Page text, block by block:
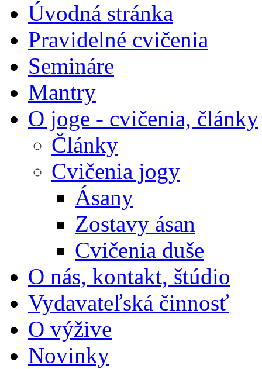
Úvodná stránka
Pravidelné cvičenia
Semináre
Mantry
O joge - cvičenia, články
Články
Cvičenia jogy
Ásany
Zostavy ásan
Cvičenia duše
O nás, kontakt, štúdio
Vydavateľská činnosť
O výžive
Novinky